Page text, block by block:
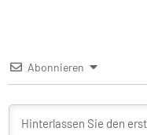
Abonnieren